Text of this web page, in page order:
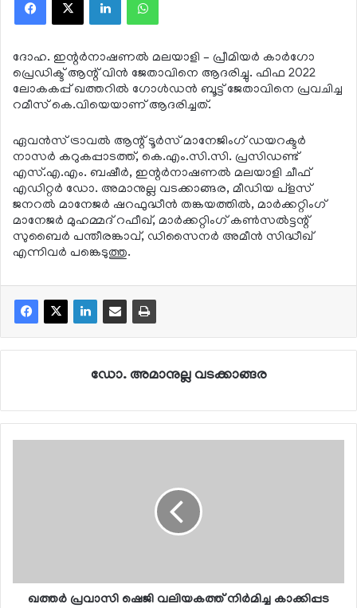
ദോഹ. ഇന്റര്‍നാഷണല്‍ മലയാളി – പ്രീമിയര്‍ കാര്‍ഗോ
പ്രെഡിക്ട് ആന്റ് വിന്‍ ജേതാവിനെ ആദരിച്ചു. ഫിഫ 2022
ലോകകപ്പ് ഖത്തറില്‍ ഗോള്‍ഡന്‍ ബൂട്ട് ജേതാവിനെ പ്രവചിച്ച
റമീസ് കെ.വിയെയാണ് ആദരിച്ചത്.
ഏവന്‍സ് ട്രാവല്‍ ആന്റ് ടൂര്‍സ് മാനേജിംഗ് ഡയറക്ടര്‍
നാസര്‍ കറുകപ്പാടത്ത്, കെ.എം.സി.സി. പ്രസിഡണ്ട്
എസ്.എ.എം. ബഷീര്‍, ഇന്റര്‍നാഷണല്‍ മലയാളി ചീഫ്
എഡിറ്റര്‍ ഡോ. അമാനുല്ല വടക്കാങ്ങര, മീഡിയ പ്ളസ്
ജനറല്‍ മാനേജര്‍ ഷറഫുദ്ധീന്‍ തങ്കയത്തില്‍, മാര്‍ക്കറ്റിംഗ്
മാനേജര്‍ മുഹമ്മദ് റഫീഖ്, മാര്‍ക്കറ്റിംഗ് കണ്‍സല്‍ട്ടന്റ്
സുബൈര്‍ പന്തീരങ്കാവ്, ഡിസൈനര്‍ അമീന്‍ സിദ്ധീഖ്
എന്നിവര്‍ പങ്കെടുത്തു.
ഡോ. അമാനുല്ല വടക്കാങ്ങര
ഖത്തര്‍ പ്രവാസി ഷെജി വലിയകത്ത് നിര്‍മിച്ച കാക്കിപ്പട